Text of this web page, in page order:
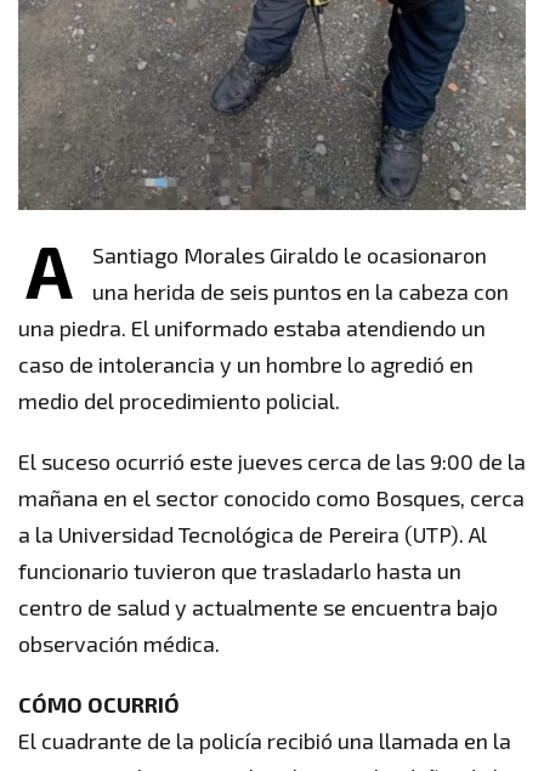
A
Santiago Morales Giraldo le ocasionaron
una herida de seis puntos en la cabeza con
una piedra. El uniformado estaba atendiendo un
caso de intolerancia y un hombre lo agredió en
medio del procedimiento policial.
El suceso ocurrió este jueves cerca de las 9:00 de la
mañana en el sector conocido como Bosques, cerca
a la Universidad Tecnológica de Pereira (UTP). Al
funcionario tuvieron que trasladarlo hasta un
centro de salud y actualmente se encuentra bajo
observación médica.
CÓMO OCURRIÓ
El cuadrante de la policía recibió una llamada en la